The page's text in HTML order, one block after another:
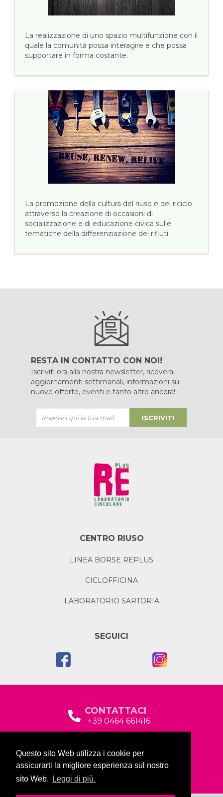
Questo sito Web utilizza i cookie per
assicurarti la migliore esperienza sul nostro
sito Web.
Leggi di più.
La realizzazione di uno spazio multifunzione con il
quale la comunità possa interagire e che possa
supportare in forma costante.
La promozione della cultura del riuso e del riciclo
attraverso la creazione di occasioni di
socializzazione e di educazione civica sulle
tematiche della differenziazione dei rifiuti.
RESTA IN CONTATTO CON NOI!
Iscriviti ora alla nostra newsletter, riceverai
aggiornamenti settimanali, informazioni su
nuove offerte, eventi e tanto altro ancora!
ISCRIVITI
CENTRO RIUSO
LINEA BORSE REPLUS
CICLOFFICINA
LABORATORIO SARTORIA
SEGUICI
CONTATTACI
+39 0464 661416
Via Baltera, 19
38066 Riva del Garda (TN)